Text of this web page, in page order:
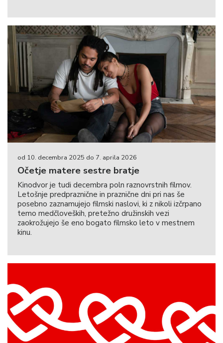
od 10. decembra 2025 do 7. aprila 2026
Očetje matere sestre bratje
Kinodvor je tudi decembra poln raznovrstnih filmov.
Letošnje predpraznične in praznične dni pri nas še
posebno zaznamujejo filmski naslovi, ki z nikoli izčrpano
temo medčloveških, pretežno družinskih vezi
zaokrožujejo še eno bogato filmsko leto v mestnem
kinu.